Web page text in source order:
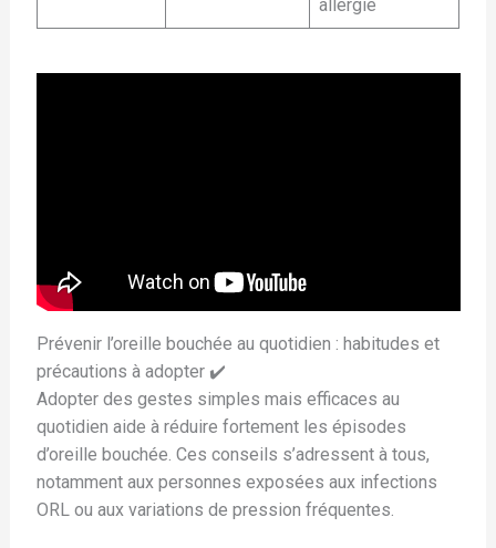
allergie
Prévenir l’oreille bouchée au quotidien : habitudes et
précautions à adopter ✔️
Adopter des gestes simples mais efficaces au
quotidien aide à réduire fortement les épisodes
d’oreille bouchée. Ces conseils s’adressent à tous,
notamment aux personnes exposées aux infections
ORL ou aux variations de pression fréquentes.